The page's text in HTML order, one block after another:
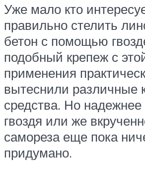
Уже мало кто
правильно стелить
бетон с помощью
подобный крепеж с
применения
вытеснили различные
средства. Но надежнее
гвоздя или же
самореза еще пока
придумано.